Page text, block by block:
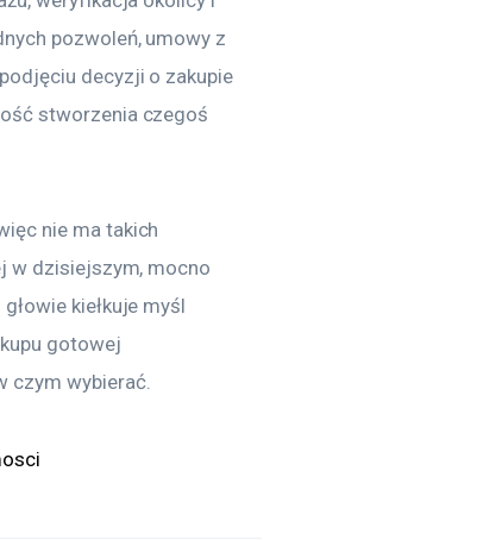
pozwoleń, umowy z
decyzji o zakupie
stworzenia czegoś
nie ma takich
w dzisiejszym, mocno
kiełkuje myśl
gotowej
czym wybierać.